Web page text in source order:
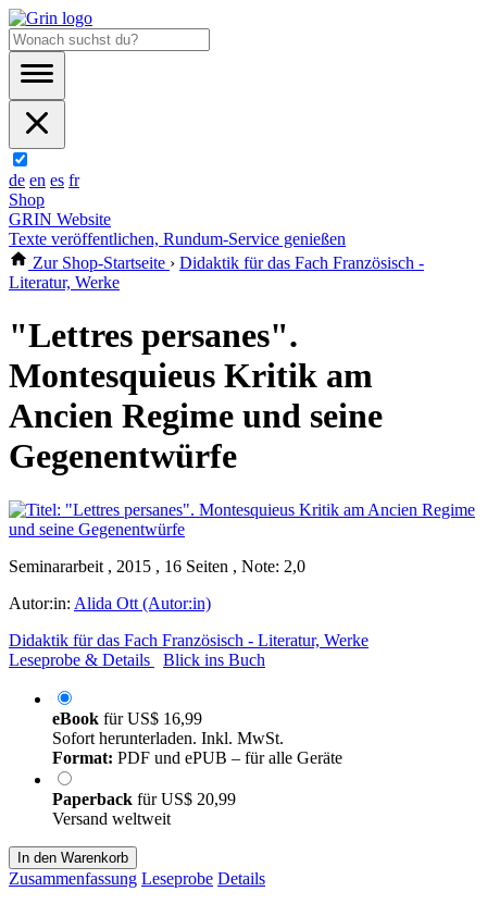
de en es fr
Shop
GRIN Website
Texte veröffentlichen, Rundum-Service genießen
Zur Shop-Startseite › Didaktik für das Fach Französisch -
Literatur, Werke
"Lettres persanes".
Montesquieus Kritik am
Ancien Regime und seine
Gegenentwürfe
Seminararbeit , 2015 , 16 Seiten , Note: 2,0
Autor:in: Alida Ott (Autor:in)
Didaktik für das Fach Französisch - Literatur, Werke
Leseprobe & Details
Blick ins Buch
eBook fürUS$ 16,99
Sofort herunterladen. Inkl. MwSt.
Format: PDF und ePUB – für alle Geräte
Paperback fürUS$ 20,99
Versand weltweit
In den Warenkorb
Zusammenfassung Leseprobe Details